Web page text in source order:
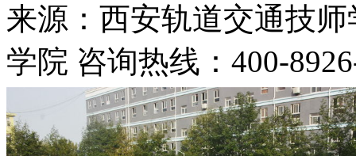
来源：西安轨道交通技
学院 咨询热线：400-